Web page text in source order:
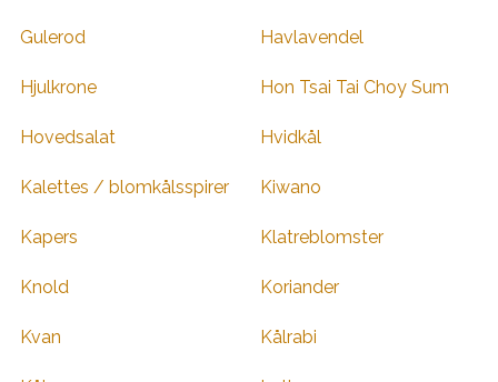
Gulerod Havlavendel
Hjulkrone Hon Tsai Tai Choy Sum
Hovedsalat Hvidkål
Kalettes / blomkålsspirer Kiwano
Kapers Klatreblomster
Knold Koriander
Kvan Kålrabi